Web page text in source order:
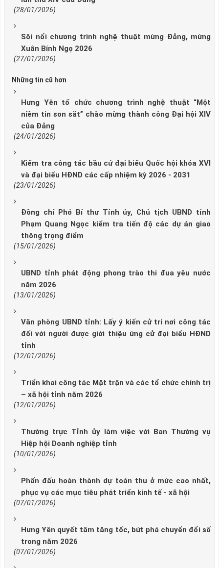
(28/01/2026)
Sôi nổi chương trình nghệ thuật mừng Đảng, mừng
Xuân Bính Ngọ 2026
(27/01/2026)
Những tin cũ hơn
Hưng Yên tổ chức chương trình nghệ thuật “Một
niềm tin son sắt” chào mừng thành công Đại hội XIV
của Đảng
(24/01/2026)
Kiểm tra công tác bầu cử đại biểu Quốc hội khóa XVI
và đại biểu HĐND các cấp nhiệm kỳ 2026 - 2031
(23/01/2026)
Đồng chí Phó Bí thư Tỉnh ủy, Chủ tịch UBND tỉnh
Phạm Quang Ngọc kiểm tra tiến độ các dự án giao
thông trọng điểm
(15/01/2026)
UBND tỉnh phát động phong trào thi đua yêu nước
năm 2026
(13/01/2026)
Văn phòng UBND tỉnh: Lấy ý kiến cử tri nơi công tác
đối với người được giới thiệu ứng cử đại biểu HĐND
tỉnh
(12/01/2026)
Triển khai công tác Mặt trận và các tổ chức chính trị
– xã hội tỉnh năm 2026
(12/01/2026)
Thường trực Tỉnh ủy làm việc với Ban Thường vụ
Hiệp hội Doanh nghiệp tỉnh
(10/01/2026)
Phấn đấu hoàn thành dự toán thu ở mức cao nhất,
phục vụ các mục tiêu phát triển kinh tế - xã hội
(07/01/2026)
Hưng Yên quyết tâm tăng tốc, bứt phá chuyển đổi số
trong năm 2026
(07/01/2026)